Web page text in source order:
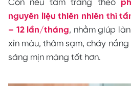
Còn nếu tắm trắng theo
nguyên liệu thiên nhiên thì
– 12 lần/tháng, nhằm giúp
xỉn màu, thâm sạm, cháy
sáng mịn màng tốt hơn.